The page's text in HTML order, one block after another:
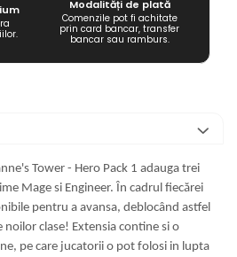
Modalități de plată
Comenzile pot fi achitate
prin card bancar, transfer
bancar sau ramburs.
Tower - Hero Pack 1 adauga trei
Mage si Engineer. În cadrul fiecărei
pentru a avansa, deblocând astfel
clase! Extensia contine si o
pe care jucatorii o pot folosi in lupta